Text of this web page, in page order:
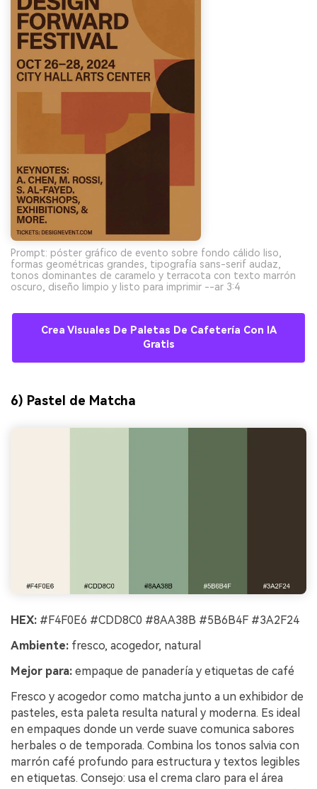
Prompt: póster gráfico de evento sobre fondo cálido liso,
formas geométricas grandes, tipografía sans-serif audaz,
tonos dominantes de caramelo y terracota con texto marrón
oscuro, diseño limpio y listo para imprimir --ar 3:4
Crea Visuales De Paletas De Cafetería Con IA
Gratis
6) Pastel de Matcha
HEX: #F4F0E6 #CDD8C0 #8AA38B #5B6B4F #3A2F24
Ambiente: fresco, acogedor, natural
Mejor para: empaque de panadería y etiquetas de café
Fresco y acogedor como matcha junto a un exhibidor de
pasteles, esta paleta resulta natural y moderna. Es ideal
en empaques donde un verde suave comunica sabores
herbales o de temporada. Combina los tonos salvia con
marrón café profundo para estructura y textos legibles
en etiquetas. Consejo: usa el crema claro para el área